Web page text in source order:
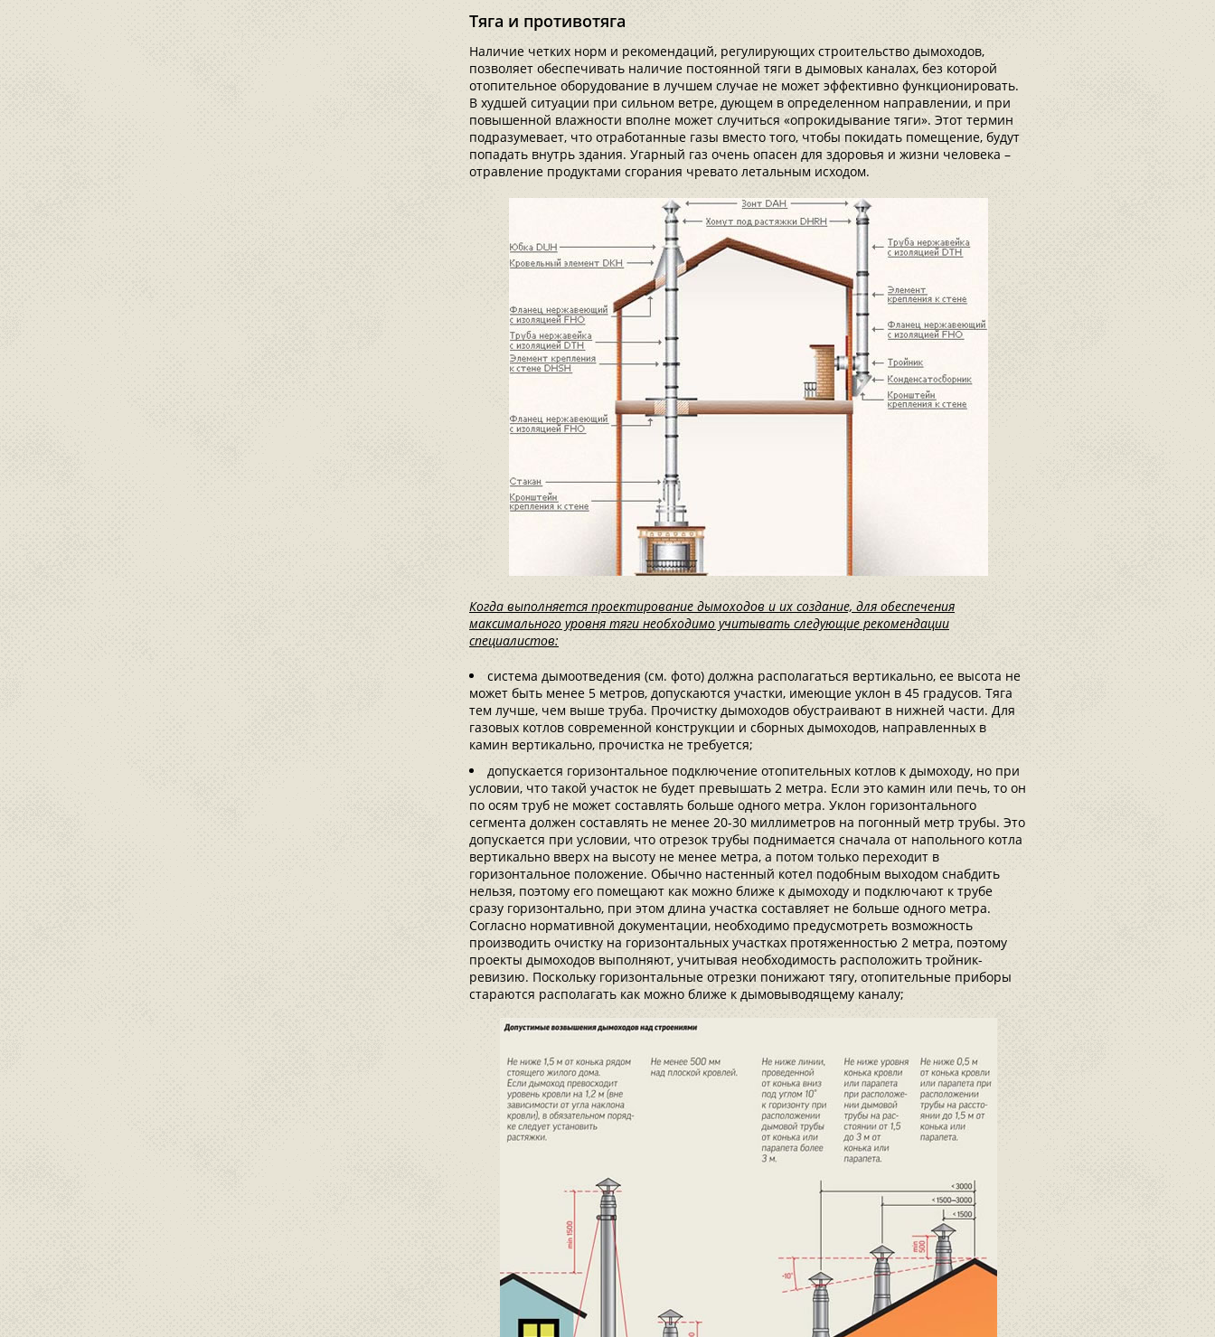
Тяга и противотяга
Наличие четких норм и рекомендаций, регулирующих строительство дымоходов,
позволяет обеспечивать наличие постоянной тяги в дымовых каналах, без которой
отопительное оборудование в лучшем случае не может эффективно функционировать.
В худшей ситуации при сильном ветре, дующем в определенном направлении, и при
повышенной влажности вполне может случиться «опрокидывание тяги». Этот термин
подразумевает, что отработанные газы вместо того, чтобы покидать помещение, будут
попадать внутрь здания. Угарный газ очень опасен для здоровья и жизни человека –
отравление продуктами сгорания чревато летальным исходом.
Когда выполняется проектирование дымоходов и их создание, для обеспечения
максимального уровня тяги необходимо учитывать следующие рекомендации
специалистов:
система дымоотведения (см. фото) должна располагаться вертикально, ее высота не
может быть менее 5 метров, допускаются участки, имеющие уклон в 45 градусов. Тяга
тем лучше, чем выше труба. Прочистку дымоходов обустраивают в нижней части. Для
газовых котлов современной конструкции и сборных дымоходов, направленных в
камин вертикально, прочистка не требуется;
допускается горизонтальное подключение отопительных котлов к дымоходу, но при
условии, что такой участок не будет превышать 2 метра. Если это камин или печь, то он
по осям труб не может составлять больше одного метра. Уклон горизонтального
сегмента должен составлять не менее 20-30 миллиметров на погонный метр трубы. Это
допускается при условии, что отрезок трубы поднимается сначала от напольного котла
вертикально вверх на высоту не менее метра, а потом только переходит в
горизонтальное положение. Обычно настенный котел подобным выходом снабдить
нельзя, поэтому его помещают как можно ближе к дымоходу и подключают к трубе
сразу горизонтально, при этом длина участка составляет не больше одного метра.
Согласно нормативной документации, необходимо предусмотреть возможность
производить очистку на горизонтальных участках протяженностью 2 метра, поэтому
проекты дымоходов выполняют, учитывая необходимость расположить тройник-
ревизию. Поскольку горизонтальные отрезки понижают тягу, отопительные приборы
стараются располагать как можно ближе к дымовыводящему каналу;